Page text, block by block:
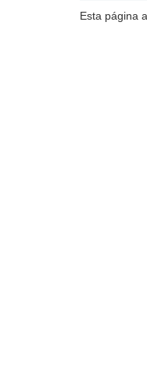
Esta página